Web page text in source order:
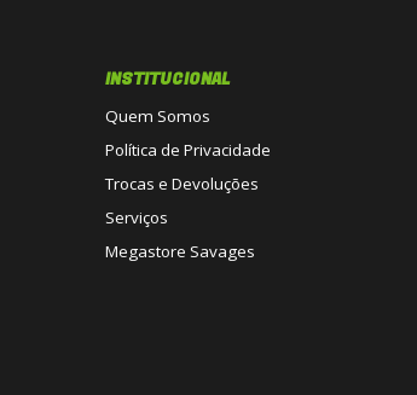
INSTITUCIONAL
Quem Somos
Política de Privacidade
Trocas e Devoluções
Serviços
Megastore Savages